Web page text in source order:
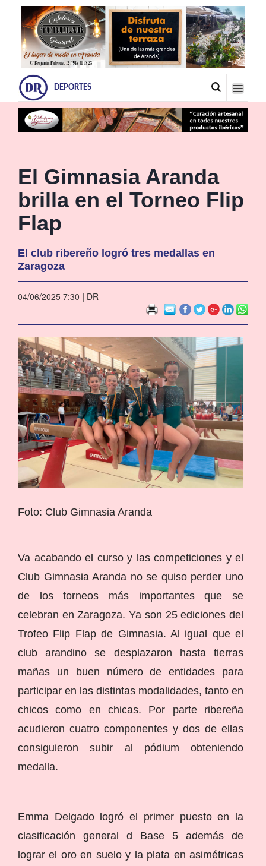
DEPORTES
El Gimnasia Aranda
brilla en el Torneo Flip
Flap
El club ribereño logró tres medallas en
Zaragoza
04/06/2025 7:30 | DR
Foto: Club Gimnasia Aranda
Va acabando el curso y las competiciones y el
Club Gimnasia Aranda no se quiso perder uno
de los torneos más importantes que se
celebran en Zaragoza. Ya son 25 ediciones del
Trofeo Flip Flap de Gimnasia. Al igual que el
club arandino se desplazaron hasta tierras
mañas un buen número de entidades para
participar en las distintas modalidades, tanto en
chicos como en chicas. Por parte ribereña
acudieron cuatro componentes y dos de ellas
consiguieron subir al pódium obteniendo
medalla.
Emma Delgado logró el primer puesto en la
clasificación general d Base 5 además de
lograr el oro en suelo y la plata en asimétricas